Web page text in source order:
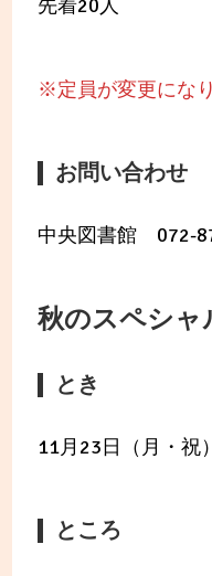
先着20人
※定員が変更になり
お問い合わせ
中央図書館 072-
秋のスペシャ
とき
11月23日（月・祝
ところ